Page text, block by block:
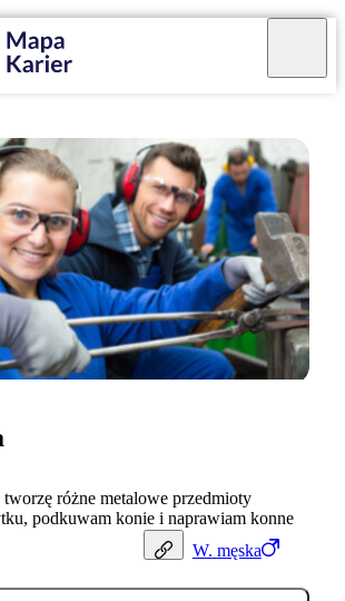
W. męska
różne metalowe przedmioty
podkuwam konie i naprawiam konne